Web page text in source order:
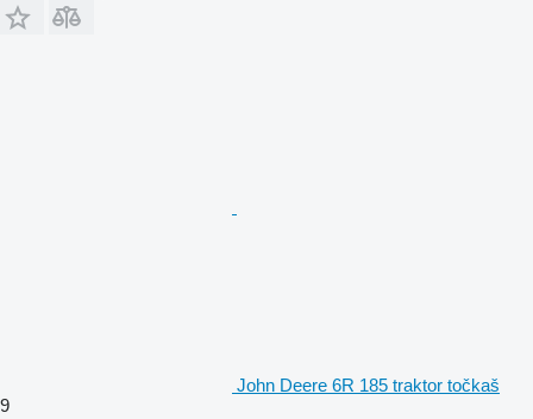
John Deere 6R 185 traktor točkaš
9